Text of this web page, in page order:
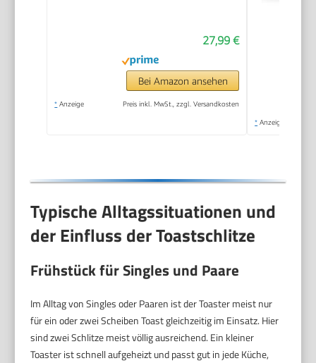
27,99 €
Bei Amazon ansehen
* Anzeige Preis inkl. MwSt., zzgl. Versandkosten
* Anzeige
Typische Alltagssituationen und
der Einfluss der Toastschlitze
Frühstück für Singles und Paare
Im Alltag von Singles oder Paaren ist der Toaster meist nur
für ein oder zwei Scheiben Toast gleichzeitig im Einsatz. Hier
sind zwei Schlitze meist völlig ausreichend. Ein kleiner
Toaster ist schnell aufgeheizt und passt gut in jede Küche,